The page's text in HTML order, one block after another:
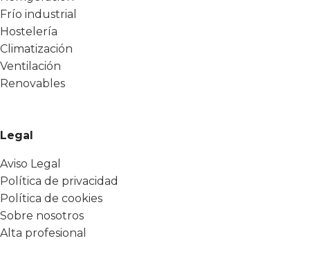
Frío industrial
Hostelería
Climatización
Ventilación
Renovables
Legal
Aviso Legal
Política de privacidad
Política de cookies
Sobre nosotros
Alta profesional